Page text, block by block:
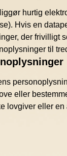
hurtig
Hvis en
der
til
eller
lovgiver eller